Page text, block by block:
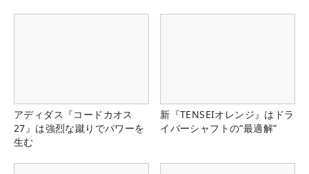
アディダス『コードカオス
27』は強烈な蹴りでパワーを
生む
新『TENSEIオレンジ』はドラ
イバーシャフトの“最適解”